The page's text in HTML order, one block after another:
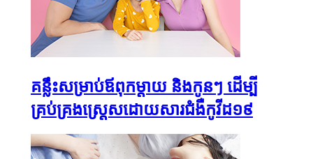
គន្លឹះសម្រាប់ឪពុកម្តាយ និងកូនៗ ដើម្បី
គ្រប់គ្រងស្រ្តេសដោយសារជំងឺកូវីដ១៩